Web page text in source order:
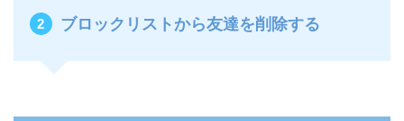
ブロックリストから友達を削除する